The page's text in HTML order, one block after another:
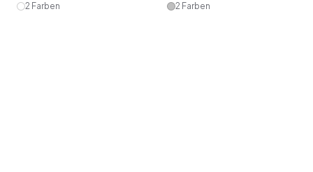
2 Farben 2 Farben